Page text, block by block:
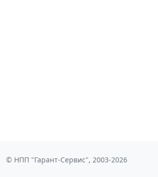
© НПП "Гарант-Сервис", 2003-2026